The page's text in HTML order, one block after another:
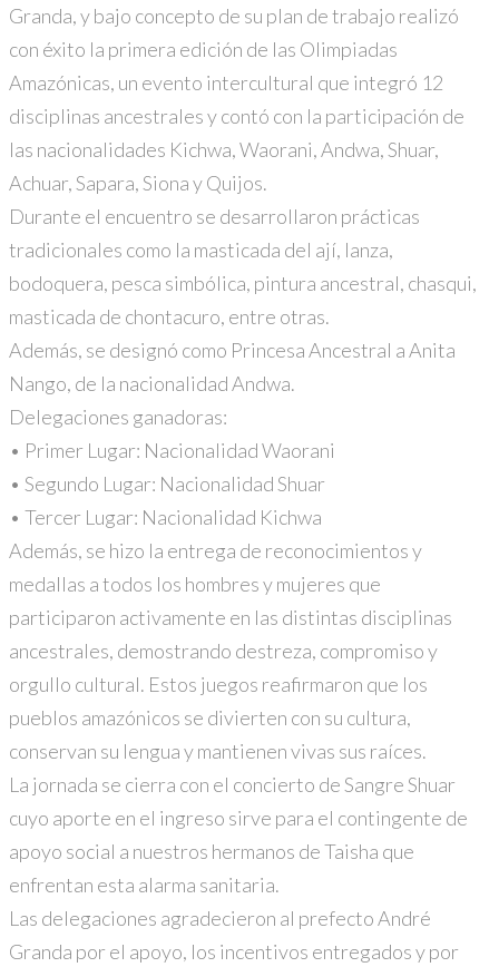
Granda, y bajo concepto de su plan de trabajo realizó
con éxito la primera edición de las Olimpiadas
Amazónicas, un evento intercultural que integró 12
disciplinas ancestrales y contó con la participación de
las nacionalidades Kichwa, Waorani, Andwa, Shuar,
Achuar, Sapara, Siona y Quijos.
Durante el encuentro se desarrollaron prácticas
tradicionales como la masticada del ají, lanza,
bodoquera, pesca simbólica, pintura ancestral, chasqui,
masticada de chontacuro, entre otras.
Además, se designó como Princesa Ancestral a Anita
Nango, de la nacionalidad Andwa.
Delegaciones ganadoras:
• Primer Lugar: Nacionalidad Waorani
• Segundo Lugar: Nacionalidad Shuar
• Tercer Lugar: Nacionalidad Kichwa
Además, se hizo la entrega de reconocimientos y
medallas a todos los hombres y mujeres que
participaron activamente en las distintas disciplinas
ancestrales, demostrando destreza, compromiso y
orgullo cultural. Estos juegos reafirmaron que los
pueblos amazónicos se divierten con su cultura,
conservan su lengua y mantienen vivas sus raíces.
La jornada se cierra con el concierto de Sangre Shuar
cuyo aporte en el ingreso sirve para el contingente de
apoyo social a nuestros hermanos de Taisha que
enfrentan esta alarma sanitaria.
Las delegaciones agradecieron al prefecto André
Granda por el apoyo, los incentivos entregados y por